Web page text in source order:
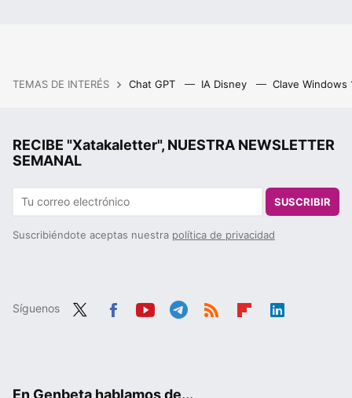
TEMAS DE INTERÉS Chat GPT IA Disney Clave Windows
RECIBE "Xatakaletter", NUESTRA NEWSLETTER
SEMANAL
SUSCRIBIR
Suscribiéndote aceptas nuestra política de privacidad
Síguenos
En Genbeta hablamos de...